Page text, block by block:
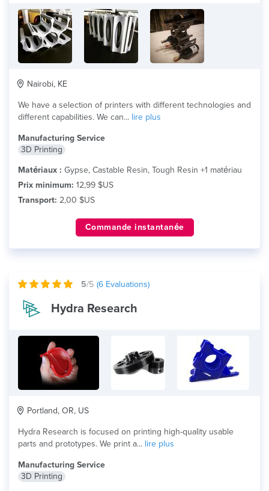
Nairobi, KE
We have a selection of printers with different technologies and
different capabilities. We can... lire plus
Manufacturing Service
3D Printing
Matériaux : Gypse, Castable Resin, Tough Resin +1 matériau
Prix minimum: 12,99 $US
Transport: 2,00 $US
Commande instantanée
5/5 (6 Evaluations)
Hydra Research
Portland, OR, US
Hydra Research is focused on printing high-quality​ usable
parts and prototypes. We print a... lire plus
Manufacturing Service
3D Printing